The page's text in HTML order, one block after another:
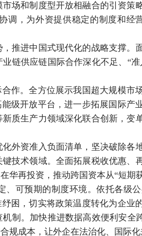
和制度型开放相融合的引资策
调，为外资提供稳定的制度和经
进中国式现代化的战略支撑。
链供应链国际合作深化不足、“
。全方位展示我国超大规模市
级开放平台，进一步拓展国际
质生产力领域深化联合创新，
资准入负面清单，坚决破除各
技术领域。全面拓展税收优惠、
再投资，推动跨国资本从“短期
可预期的制度环境。依托各级
困，切实将政策温度转化为企
制。加快推进数据高效便利安全
规成本，让外企在法治化、国际化